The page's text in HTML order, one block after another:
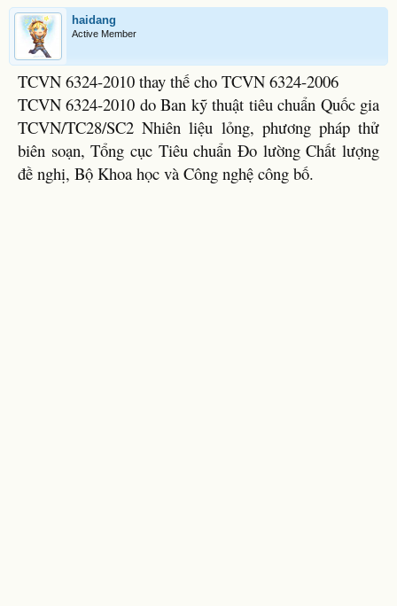
haidang
Active Member
TCVN 6324-2010 thay thế cho TCVN 6324-2006
TCVN 6324-2010 do Ban kỹ thuật tiêu chuẩn Quốc gia
TCVN/TC28/SC2 Nhiên liệu lỏng, phương pháp thử
biên soạn, Tổng cục Tiêu chuẩn Đo lường Chất lượng
đề nghị, Bộ Khoa học và Công nghệ công bố.